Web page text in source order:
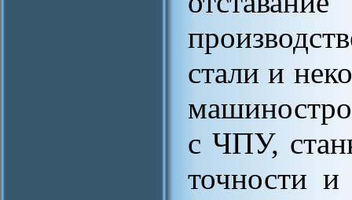
стали и
с ЧПУ,
точности